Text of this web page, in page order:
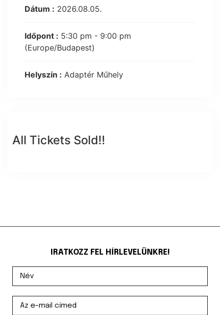
Dátum : 2026.08.05.
Időpont : 5:30 pm - 9:00 pm
(Europe/Budapest)
Helyszín : Adaptér Műhely
All Tickets Sold!!
IRATKOZZ FEL HÍRLEVELÜNKRE!